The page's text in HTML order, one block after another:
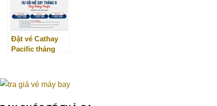
Đặt vé Cathay
Pacific tháng